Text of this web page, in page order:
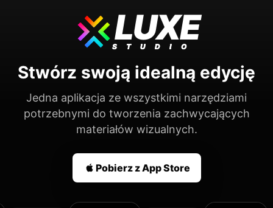
LUXE
STUDIO
Stwórz swoją idealną edycję
Jedna aplikacja ze wszystkimi narzędziami
potrzebnymi do tworzenia zachwycających
materiałów wizualnych.
Pobierz z App Store